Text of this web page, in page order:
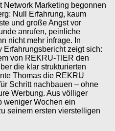
Network Marketing begonnen
Null Erfahrung, kaum
und große Angst vor
anrufen, peinliche
nicht mehr infrage. In
zeigt sich:
von REKRU-TIER den
die klar strukturierten
Thomas die REKRU
Schritt nachbauen – ohne
Werbung. Aus völliger
weniger Wochen ein
seinem ersten vierstelligen